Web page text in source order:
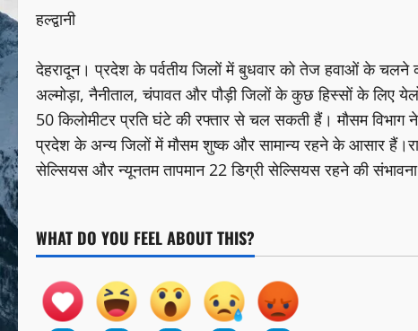
हल्द्वानी
देहरादून। प्रदेश के पर्वतीय जिलों में बुधवार को तेज हवाओं के चलने
अल्मोड़ा, नैनीताल, चंपावत और पौड़ी जिलों के कुछ हिस्सों के लिए
50 किलोमीटर प्रति घंटे की रफ्तार से चल सकती हैं। मौसम विभाग
प्रदेश के अन्य जिलों में मौसम शुष्क और सामान्य रहने के आसार
सेल्सियस और न्यूनतम तापमान 22 डिग्री सेल्सियस रहने की
WHAT DO YOU FEEL ABOUT THIS?